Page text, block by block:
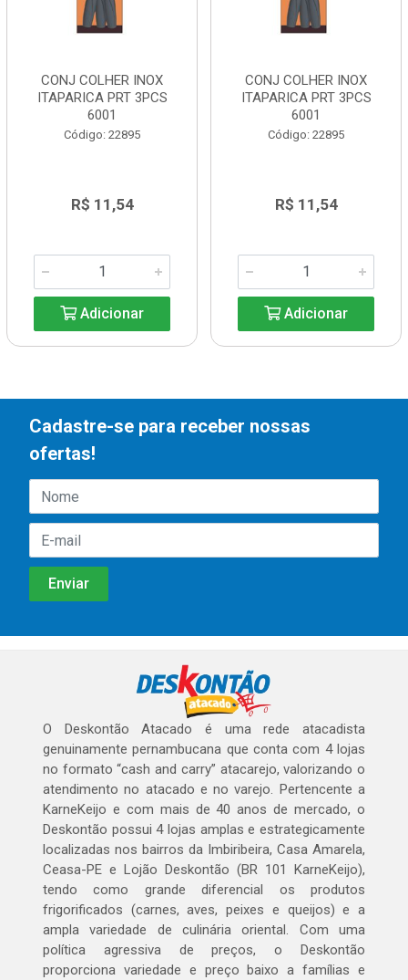
CONJ COLHER INOX
ITAPARICA PRT 3PCS
6001
Código: 22895
R$ 11,54
Adicionar
CONJ COLHER INOX
ITAPARICA PRT 3PCS
6001
Código: 22895
R$ 11,54
Adicionar
Cadastre-se para receber nossas
ofertas!
O Deskontão Atacado é uma rede atacadista
genuinamente pernambucana que conta com 4 lojas
no formato “cash and carry” atacarejo, valorizando o
atendimento no atacado e no varejo. Pertencente a
KarneKeijo e com mais de 40 anos de mercado, o
Deskontão possui 4 lojas amplas e estrategicamente
localizadas nos bairros da Imbiribeira, Casa Amarela,
Ceasa-PE e Lojão Deskontão (BR 101 KarneKeijo),
tendo como grande diferencial os produtos
frigorificados (carnes, aves, peixes e queijos) e a
ampla variedade de culinária oriental. Com uma
política agressiva de preços, o Deskontão
proporciona variedade e preço baixo a famílias e